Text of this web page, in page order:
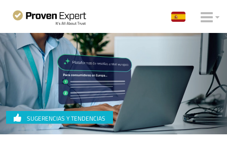
SUGERENCIAS Y TENDENCIAS